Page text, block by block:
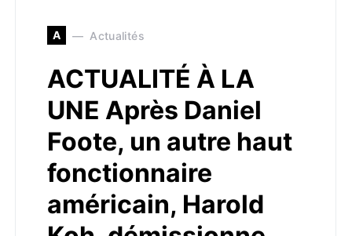
A Actualités
ACTUALITÉ À LA
UNE Après Daniel
Foote, un autre haut
fonctionnaire
américain, Harold